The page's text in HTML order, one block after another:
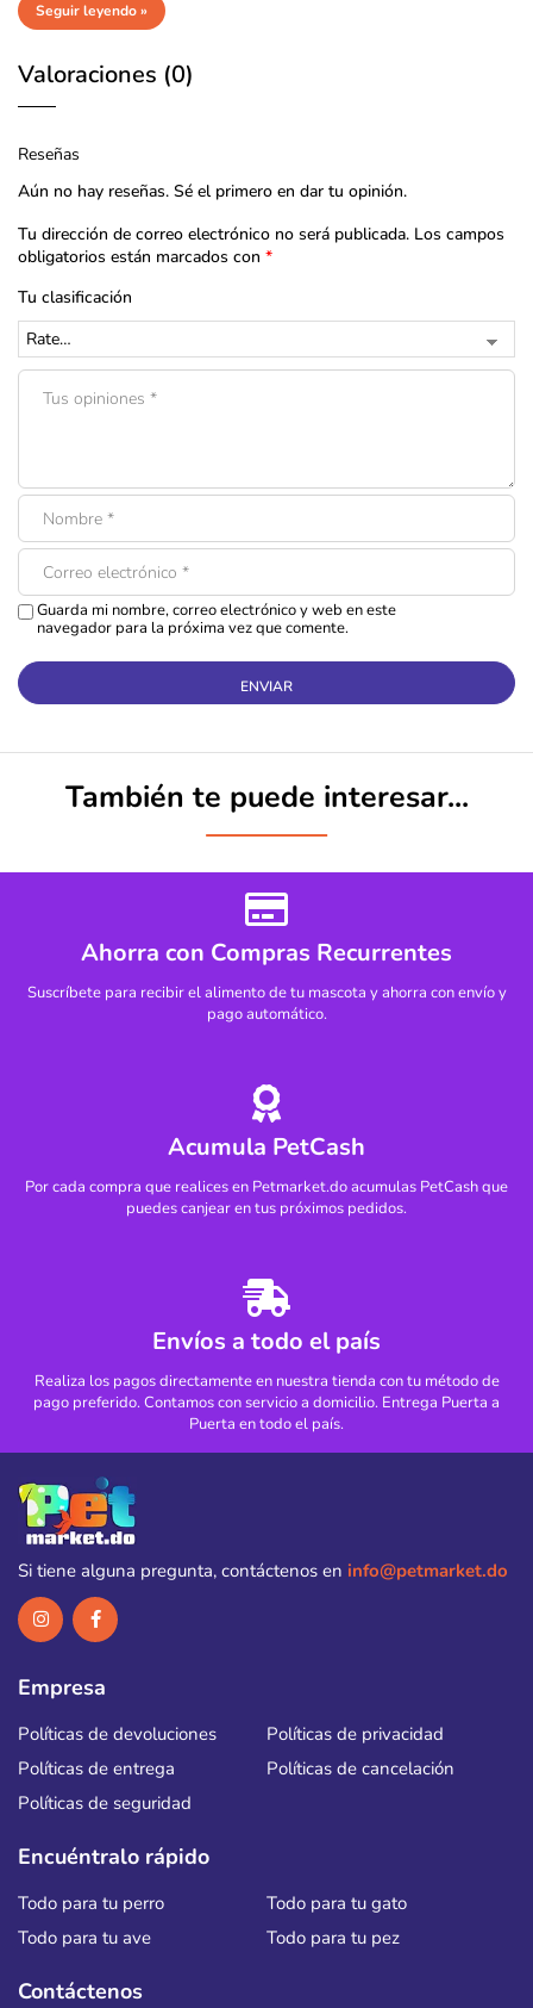
Seguir leyendo »
Valoraciones (0)
Reseñas
Aún no hay reseñas. Sé el primero en dar tu opinión.
Tu dirección de correo electrónico no será publicada. Los campos
obligatorios están marcados con *
Tu clasificación
Guarda mi nombre, correo electrónico y web en este
navegador para la próxima vez que comente.
También te puede interesar...
Ahorra con Compras Recurrentes
Suscríbete para recibir el alimento de tu mascota y ahorra con envío y
pago automático.
Acumula PetCash
Por cada compra que realices en Petmarket.do acumulas PetCash que
puedes canjear en tus próximos pedidos.
Envíos a todo el país
Realiza los pagos directamente en nuestra tienda con tu método de
pago preferido. Contamos con servicio a domicilio. Entrega Puerta a
Puerta en todo el país.
Si tiene alguna pregunta, contáctenos en info@petmarket.do
Empresa
Políticas de devoluciones
Políticas de privacidad
Políticas de entrega
Políticas de cancelación
Políticas de seguridad
Encuéntralo rápido
Todo para tu perro
Todo para tu gato
Todo para tu ave
Todo para tu pez
Contáctenos